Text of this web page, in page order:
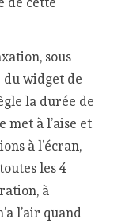
sous
widget de
la durée de
met à l’aise et
à l’écran,
les 4
à
l’air quand